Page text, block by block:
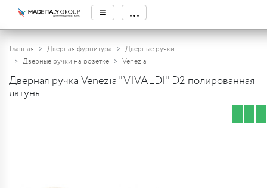
≡ ...
Главная Дверная фурнитура
Дверные ручки
Дверные ручки на розетке
Venezia
Дверная ручка Venezia "VIVALDI" D2 полированная
латунь